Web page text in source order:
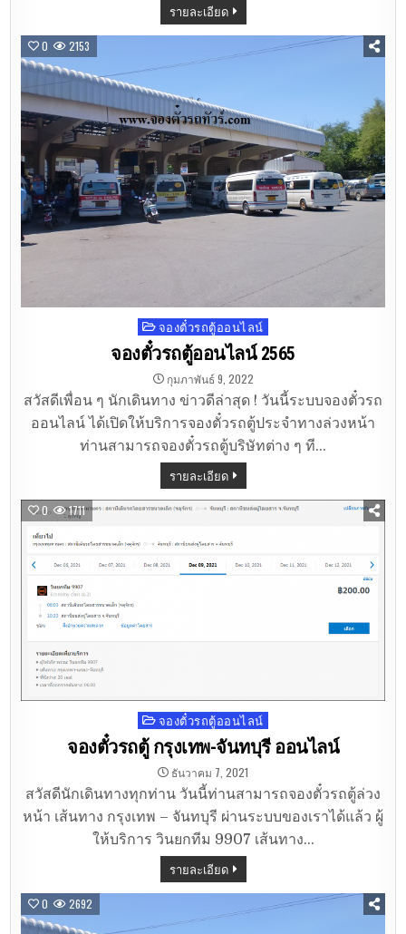
รายละเอียด
0 2153
Posted
in
จองตั๋วรถตู้ออนไลน์
จองตั๋วรถตู้ออนไลน์ 2565
กุมภาพันธ์ 9, 2022
สวัสดีเพื่อน ๆ นักเดินทาง ข่าวดีล่าสุด ! วันนี้ระบบจองตั๋วรถ
ออนไลน์ ได้เปิดให้บริการจองตั๋วรถตู้ประจำทางล่วงหน้า
ท่านสามารถจองตั๋วรถตู้บริษัทต่าง ๆ ที…
รายละเอียด
0 1711
Posted
in
จองตั๋วรถตู้ออนไลน์
จองตั๋วรถตู้ กรุงเทพ-จันทบุรี ออนไลน์
ธันวาคม 7, 2021
สวัสดีนักเดินทางทุกท่าน วันนี้ท่านสามารถจองตั๋วรถตู้ล่วง
หน้า เส้นทาง กรุงเทพ – จันทบุรี ผ่านระบบของเราได้แล้ว ผู้
ให้บริการ วินยกทีม 9907 เส้นทาง…
รายละเอียด
0 2692